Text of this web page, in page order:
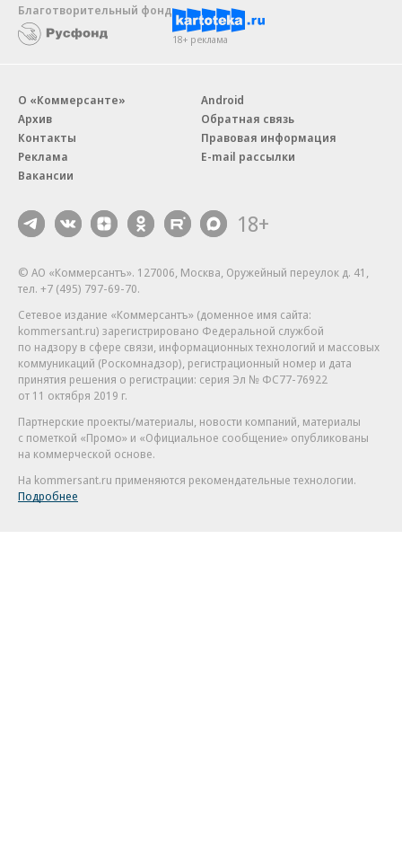
Благотворительный фонд
18+ реклама
О «Коммерсанте»
Архив
Контакты
Реклама
Вакансии
Android
Обратная связь
Правовая информация
E-mail рассылки
18+
© АО «Коммерсантъ». 127006, Москва, Оружейный переулок д. 41,
тел. +7 (495) 797-69-70.
Сетевое издание «Коммерсантъ» (доменное имя сайта:
kommersant.ru) зарегистрировано Федеральной службой
по надзору в сфере связи, информационных технологий и массовых
коммуникаций (Роскомнадзор), регистрационный номер и дата
принятия решения о регистрации: серия Эл № ФС77-76922
от 11 октября 2019 г.
Партнерские проекты/материалы, новости компаний, материалы
с пометкой «Промо» и «Официальное сообщение» опубликованы
на коммерческой основе.
На kommersant.ru применяются рекомендательные технологии.
Подробнее